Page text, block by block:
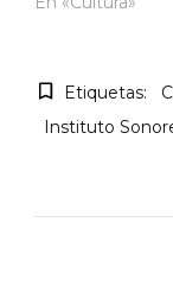
Etiquetas:
Instituto